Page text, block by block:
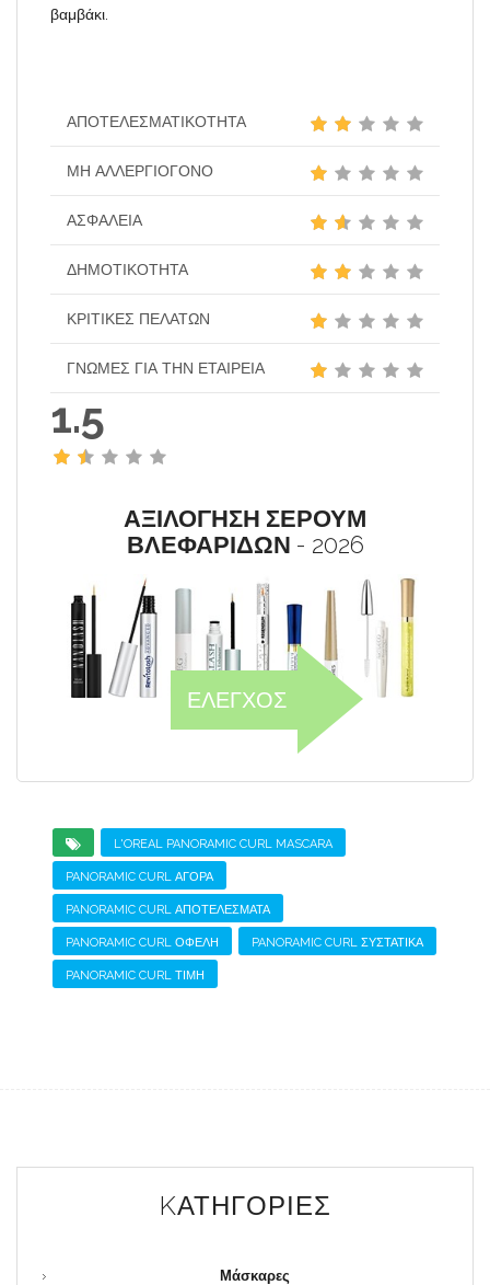
βαμβάκι.
ΑΠΟΤΕΛΕΣΜΑΤΙΚΌΤΗΤΑ
ΜΗ ΑΛΛΕΡΓΙΟΓΌΝΟ
ΑΣΦΆΛΕΙΑ
ΔΗΜΟΤΙΚΌΤΗΤΑ
ΚΡΙΤΙΚΈΣ ΠΕΛΑΤΏΝ
ΓΝΏΜΕΣ ΓΙΑ ΤΗΝ ΕΤΑΙΡΕΊΑ
1.5
ΑΞΙΛΟΓΗΣΗ ΣΕΡΟΥΜ
ΒΛΕΦΑΡΙΔΩΝ - 2026
ΕΛΕΓΧΟΣ
L'OREAL PANORAMIC CURL MASCARA
PANORAMIC CURL ΑΓΟΡΆ
PANORAMIC CURL ΑΠΟΤΕΛΈΣΜΑΤΑ
PANORAMIC CURL ΟΦΈΛΗ PANORAMIC CURL ΣΥΣΤΑΤΙΚΆ
PANORAMIC CURL ΤΙΜΉ
KΑΤΗΓΟΡΊΕΣ
Μάσκαρες